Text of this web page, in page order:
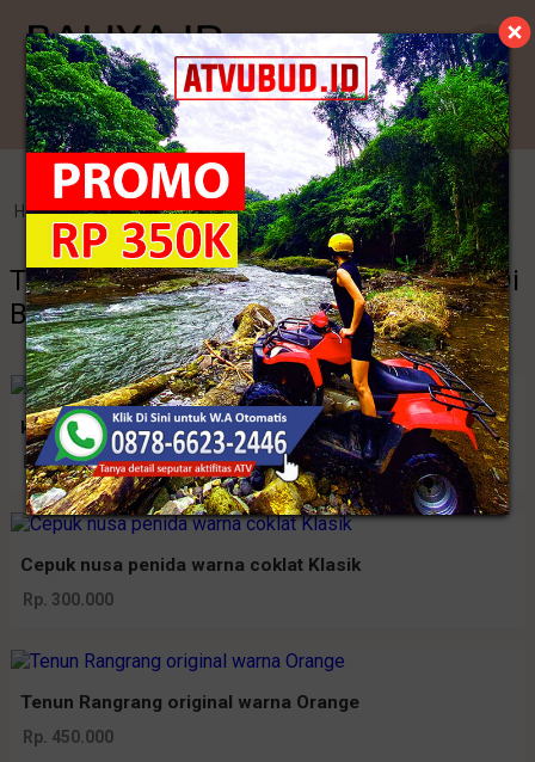
Kategori
Home >Endek Bali >Tenun Cepuk Nusa Penida Termurah Di Bali
Tenun Cepuk Nusa Penida Termurah Di
Bali
kamen endek cepuk asli nusa penida
Rp. 500.000
Cepuk nusa penida warna coklat Klasik
Rp. 300.000
Tenun Rangrang original warna Orange
Rp. 450.000